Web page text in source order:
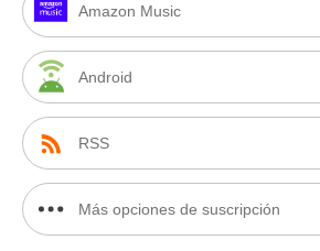
Amazon Music
Android
RSS
Más opciones de suscripción